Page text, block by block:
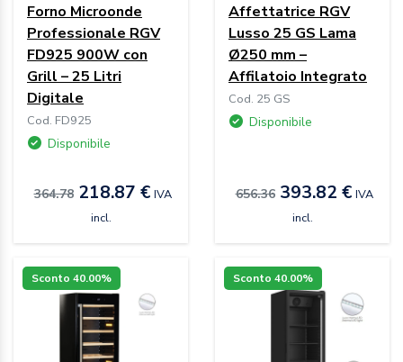
Forno Microonde
Professionale RGV
FD925 900W con
Grill – 25 Litri
Digitale
Cod. FD925
Disponibile
364.78218.87 € IVA
incl.
Affettatrice RGV
Lusso 25 GS Lama
Ø250 mm –
Affilatoio Integrato
Cod. 25 GS
Disponibile
656.36393.82 € IVA
incl.
Sconto 40.00% Sconto 40.00%